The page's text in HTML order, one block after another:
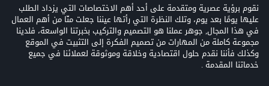
نقوم برؤية عصرية ومتقدمة على أحد أهم الاختصاصات التي يزداد الطلب
عليها يومًا بعد يوم، وتلك النظرة التي رأتها عيننا جعلت منّا من أهم العمال
في هذا المجال, جوهر عملنا هو التصميم والتركيب بخبرتنا الواسعة، فلدينا
مجموعة كاملة من المهارات من تصميم الفكرة إلى التثبيت في الموقع
وكذلك فأننا نقدم حلول اقتصادية وخلاقة وموثوقة لعملائنا في جميع
خدماتنا المقدمة .